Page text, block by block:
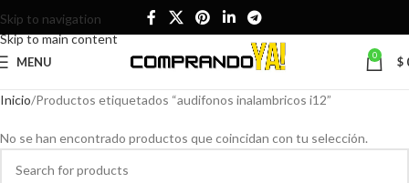
Skip to navigation
Skip to main content
MENU 0 $
Inicio Productos etiquetados “audifonos inalambricos i12”
No se han encontrado productos que coincidan con tu selección.